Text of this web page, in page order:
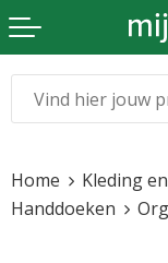
Kleding &
Sinterklaas
Home Kleding
Handdoeken